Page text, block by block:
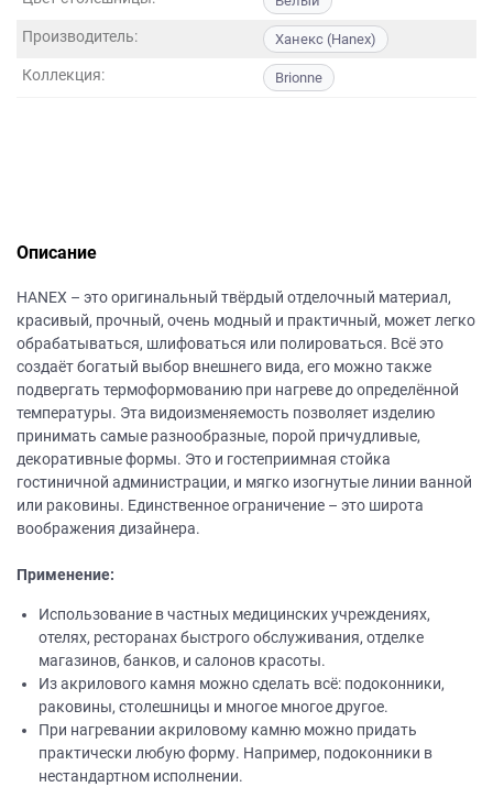
Производитель: Ханекс (Hanex)
Коллекция: Brionne
Описание
НANEХ – это оригинальный твёрдый отделочный материал,
красивый, прочный, очень модный и практичный, может легко
обрабатываться, шлифоваться или полироваться. Всё это
создаёт богатый выбор внешнего вида, его можно также
подвергать термоформованию при нагреве до определённой
температуры. Эта видоизменяемость позволяет изделию
принимать самые разнообразные, порой причудливые,
декоративные формы. Это и гостеприимная стойка
гостиничной администрации, и мягко изогнутые линии ванной
или раковины. Единственное ограничение – это широта
воображения дизайнера.
Применение:
Использование в частных медицинских учреждениях,
отелях, ресторанах быстрого обслуживания, отделке
магазинов, банков, и салонов красоты.
Из акрилового камня можно сделать всё: подоконники,
раковины, столешницы и многое многое другое.
При нагревании акриловому камню можно придать
практически любую форму. Например, подоконники в
нестандартном исполнении.